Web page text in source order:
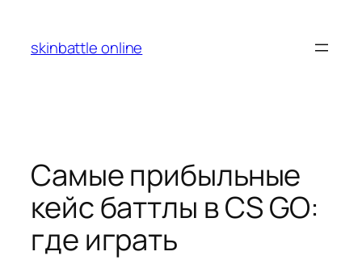
содержимому
skinbattle online
Самые прибыльные
кейс баттлы в CS GO:
где играть